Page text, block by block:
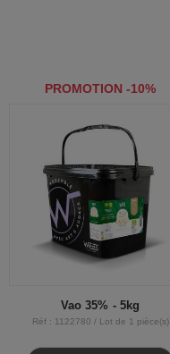
PROMOTION -10%
Vao 35% - 5kg
Réf : 1122780 / Lot de 1 pièce(s)